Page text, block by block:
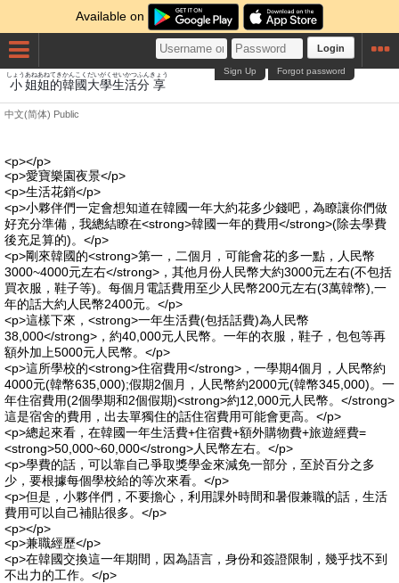
Available on
Login
Forgot password
Sign Up
小
しょう
姐
あね
姐
あね
的
てき
韓國
かんこく
大學生活
だいがくせいかつ
分
ふん
享
きょう
中文(简体) Public
<p></p>
<p>愛寶樂園夜景</p>
<p>生活花銷</p>
<p>小夥伴們一定會想知道在韓國一年大約花多少錢吧，為瞭讓你們做
好充分準備，我總結瞭在<strong>韓國一年的費用</strong>(除去學費
後充足算的)。</p>
<p>剛來韓國的<strong>第一，二個月，可能會花的多一點，人民幣
3000~4000元左右</strong>，其他月份人民幣大約3000元左右(不包括
買衣服，鞋子等)。每個月電話費用至少人民幣200元左右(3萬韓幣),一
年的話大約人民幣2400元。</p>
<p>這樣下來，<strong>一年生活費(包括話費)為人民幣
38,000</strong>，約40,000元人民幣。一年的衣服，鞋子，包包等再
額外加上5000元人民幣。</p>
<p>這所學校的<strong>住宿費用</strong>，一學期4個月，人民幣約
4000元(韓幣635,000);假期2個月，人民幣約2000元(韓幣345,000)。一
年住宿費用(2個學期和2個假期)<strong>約12,000元人民幣。</strong>
這是宿舍的費用，出去單獨住的話住宿費用可能會更高。</p>
<p>總起來看，在韓國一年生活費+住宿費+額外購物費+旅遊經費=
<strong>50,000~60,000</strong>人民幣左右。</p>
<p>學費的話，可以靠自己爭取獎學金來減免一部分，至於百分之多
少，要根據每個學校給的等次來看。</p>
<p>但是，小夥伴們，不要擔心，利用課外時間和暑假兼職的話，生活
費用可以自己補貼很多。</p>
<p></p>
<p>兼職經歷</p>
<p>在韓國交換這一年期間，因為語言，身份和簽證限制，幾乎找不到
不出力的工作。</p>